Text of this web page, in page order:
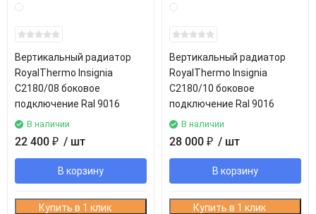
Вертикальный радиатор
RoyalThermo Insignia
C2180/08 боковое
подключение Ral 9016
В наличии
22 400 ₽ / шт
В корзину
Купить в 1 клик
Вертикальный радиатор
RoyalThermo Insignia
C2180/10 боковое
подключение Ral 9016
В наличии
28 000 ₽ / шт
В корзину
Купить в 1 клик